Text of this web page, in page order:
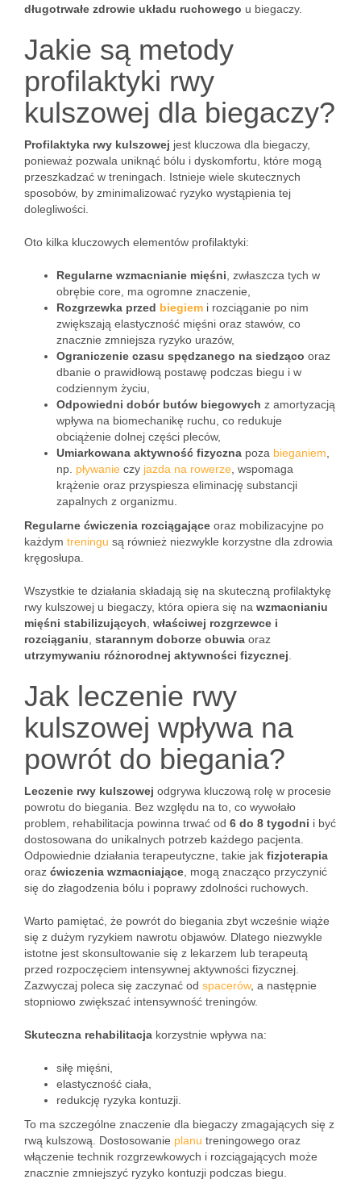
długotrwałe zdrowie układu ruchowego u biegaczy.
Jakie są metody
profilaktyki rwy
kulszowej dla biegaczy?
Profilaktyka rwy kulszowej jest kluczowa dla biegaczy,
ponieważ pozwala uniknąć bólu i dyskomfortu, które mogą
przeszkadzać w treningach. Istnieje wiele skutecznych
sposobów, by zminimalizować ryzyko wystąpienia tej
dolegliwości.
Oto kilka kluczowych elementów profilaktyki:
Regularne wzmacnianie mięśni , zwłaszcza tych w
obrębie core, ma ogromne znaczenie,
Rozgrzewka przed biegiem i rozciąganie po nim
zwiększają elastyczność mięśni oraz stawów, co
znacznie zmniejsza ryzyko urazów,
Ograniczenie czasu spędzanego na siedząco oraz
dbanie o prawidłową postawę podczas biegu i w
codziennym życiu,
Odpowiedni dobór butów biegowych z amortyzacją
wpływa na biomechanikę ruchu, co redukuje
obciążenie dolnej części pleców,
Umiarkowana aktywność fizyczna poza bieganiem
np. pływanie czy jazda na rowerze , wspomaga
krążenie oraz przyspiesza eliminację substancji
zapalnych z organizmu.
Regularne ćwiczenia rozciągające oraz mobilizacyjne po
każdym treningu są również niezwykle korzystne dla zdrowia
kręgosłupa.
Wszystkie te działania składają się na skuteczną profilaktykę
rwy kulszowej u biegaczy, która opiera się na wzmacnianiu
mięśni stabilizujących właściwej rozgrzewce i
rozciąganiu starannym doborze obuwia oraz
utrzymywaniu różnorodnej aktywności fizycznej
Jak leczenie rwy
kulszowej wpływa na
powrót do biegania?
Leczenie rwy kulszowej odgrywa kluczową rolę w procesie
powrotu do biegania. Bez względu na to, co wywołało
problem, rehabilitacja powinna trwać od 6 do 8 tygodni i być
dostosowana do unikalnych potrzeb każdego pacjenta.
Odpowiednie działania terapeutyczne, takie jak fizjoterapia
oraz ćwiczenia wzmacniające , mogą znacząco przyczynić
się do złagodzenia bólu i poprawy zdolności ruchowych.
Warto pamiętać, że powrót do biegania zbyt wcześnie wiąże
się z dużym ryzykiem nawrotu objawów. Dlatego niezwykle
istotne jest skonsultowanie się z lekarzem lub terapeutą
przed rozpoczęciem intensywnej aktywności fizycznej.
Zazwyczaj poleca się zaczynać od spacerów, a następnie
stopniowo zwiększać intensywność treningów.
Skuteczna rehabilitacja korzystnie wpływa na:
siłę mięśni,
elastyczność ciała,
redukcję ryzyka kontuzji.
To ma szczególne znaczenie dla biegaczy zmagających się z
rwą kulszową. Dostosowanie planu treningowego oraz
włączenie technik rozgrzewkowych i rozciągających może
znacznie zmniejszyć ryzyko kontuzji podczas biegu.